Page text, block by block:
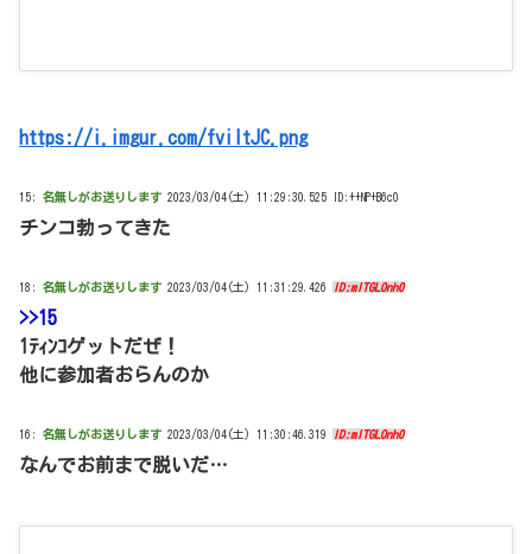
https://i.imgur.com/fviltJC.png
15: 名無しがお送りします 2023/03/04(土) 11:29:30.525 ID:++NP+B6c0
チンコ勃ってきた
18: 名無しがお送りします 2023/03/04(土) 11:31:29.426 ID:mITGLOnh0
>>15
1ﾃｨﾝｺゲットだぜ！
他に参加者おらんのか
16: 名無しがお送りします 2023/03/04(土) 11:30:46.319 ID:mITGLOnh0
なんでお前まで脱いだ…